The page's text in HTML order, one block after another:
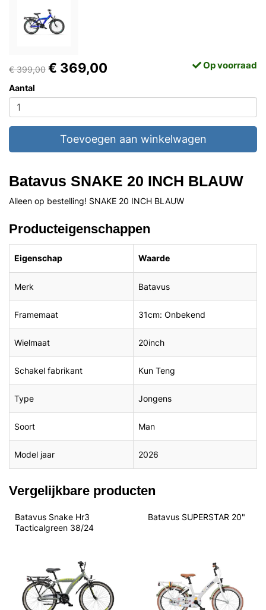
€ 399,00 € 369,00 Op voorraad
Aantal
Toevoegen aan winkelwagen
Batavus SNAKE 20 INCH BLAUW
Alleen op bestelling! SNAKE 20 INCH BLAUW
Producteigenschappen
Eigenschap Waarde
Merk Batavus
Framemaat 31cm: Onbekend
Wielmaat 20inch
Schakel fabrikant Kun Teng
Type Jongens
Soort Man
Model jaar 2026
Vergelijkbare producten
Batavus Snake Hr3
Tacticalgreen 38/24
Batavus SUPERSTAR 20"